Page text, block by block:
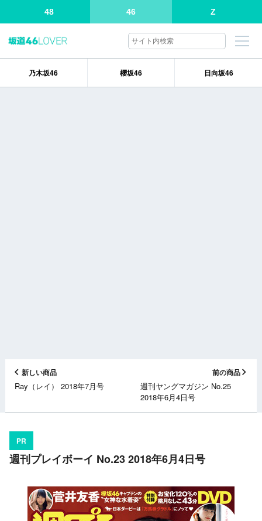
48 46 Z
乃木坂46 櫻坂46 日向坂46
新しい商品
Ray（レイ） 2018年7月号
前の商品
週刊ヤングマガジン No.25
2018年6月4日号
PR
週刊プレイボーイ No.23 2018年6月4日号